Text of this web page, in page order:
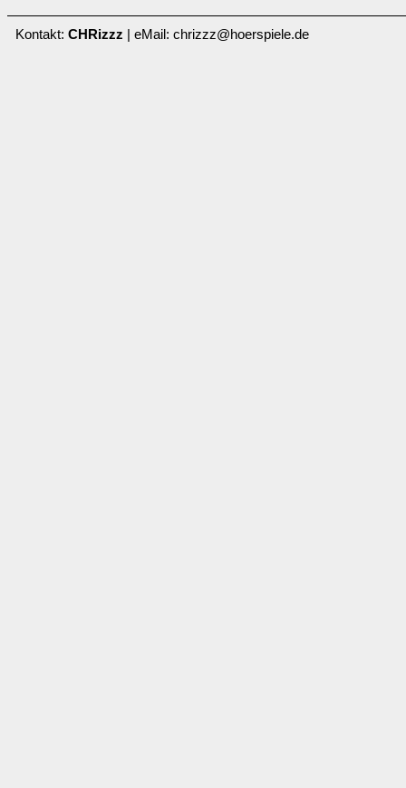
Kontakt: CHRizzz | eMail: chrizzz@hoerspiele.de